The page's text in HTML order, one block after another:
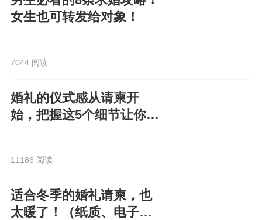
女生也可转发给对象！
7044 阅读
婚礼的仪式感从请柬开
始，把握这5个细节让你的
11186 阅读
适合冬季的婚礼请柬，也
太暖了！（纸质、电子都